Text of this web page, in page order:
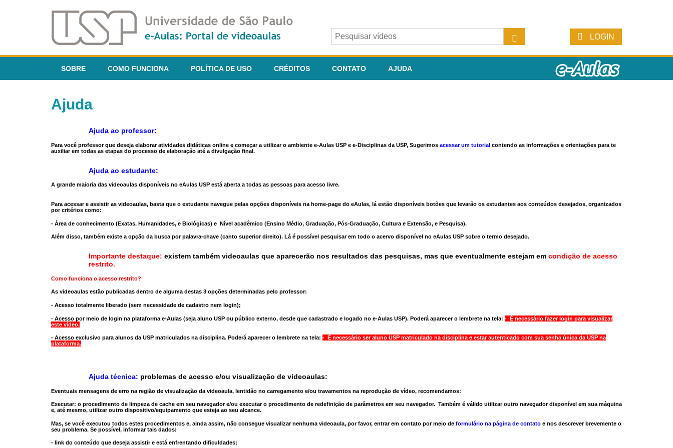
LOGIN
SOBRE COMO FUNCIONA POLÍTICA DE USO CRÉDITOS CONTATO AJUDA
Ajuda
Ajuda ao professor:
Para você professor que deseja elaborar atividades didáticas online e começar a utilizar o ambiente e-Aulas USP e e-Disciplinas da USP, Sugerimos acessar um tutorial contendo as informações e orientações para te
auxiliar em todas as etapas do processo de elaboração até a divulgação final.
Ajuda ao estudante:
A grande maioria das videoaulas disponíveis no eAulas USP está aberta a todas as pessoas para acesso livre.
Para acessar e assistir as videoaulas, basta que o estudante navegue pelas opções disponíveis na home-page do eAulas, lá estão disponíveis botões que levarão os estudantes aos conteúdos desejados, organizados
por critérios como:
- Área de conhecimento (Exatas, Humanidades, e Biológicas) e Nível acadêmico (Ensino Médio, Graduação, Pós-Graduação, Cultura e Extensão, e Pesquisa).
Além disso, também existe a opção da busca por palavra-chave (canto superior direito). Lá é possível pesquisar em todo o acervo disponível no eAulas USP sobre o termo desejado.
Importante destaque: existem também videoaulas que aparecerão nos resultados das pesquisas, mas que eventualmente estejam em condição de acesso
restrito.
Como funciona o acesso restrito?
As videoaulas estão publicadas dentro de alguma destas 3 opções determinadas pelo professor:
- Acesso totalmente liberado (sem necessidade de cadastro nem login);
- Acesso por meio de login na plataforma e-Aulas (seja aluno USP ou público externo, desde que cadastrado e logado no e-Aulas USP). Poderá aparecer o lembrete na tela: - É necessário fazer login para visualizar
este vídeo.
- Acesso exclusivo para alunos da USP matriculados na disciplina. Poderá aparecer o lembrete na tela: - É necessário ser aluno USP matriculado na disciplina e estar autenticado com sua senha única da USP na
plataforma.
Ajuda técnica: problemas de acesso e/ou visualização de videoaulas:
Eventuais mensagens de erro na região de visualização da videoaula, lentidão no carregamento e/ou travamentos na reprodução de vídeo, recomendamos:
Executar: o procedimento de limpeza de cache em seu navegador e/ou executar o procedimento de redefinição de parâmetros em seu navegador. Também é válido utilizar outro navegadordisponível em sua máquina
e, até mesmo, utilizar outro dispositivo/equipamento que esteja ao seu alcance.
Mas, se você executou todos estes procedimentos e, ainda assim, não consegue visualizar nenhuma videoaula, por favor, entrar em contato por meio de formulário na página de contato e nos descrever brevemente o
seu problema. Se possível, informar tais dados:
- link do conteúdo que deseja assistir e está enfrentando dificuldades;